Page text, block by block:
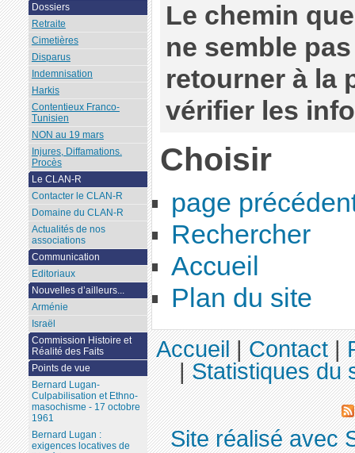
Le chemin
ne semble
retourner à la
vérifier les
Choisir
page
Rechercher
Accueil
Plan du site
Dossiers
Retraite
Cimetières
Disparus
Indemnisation
Harkis
Contentieux Franco-
Tunisien
NON au 19 mars
Injures, Diffamations.
Procès
Le CLAN-R
Contacter le CLAN-R
Domaine du CLAN-R
Actualités de nos
associations
Communication
Editoriaux
Nouvelles d’ailleurs...
Arménie
Israël
Commission Histoire et
Réalité des Faits
Points de vue
Bernard Lugan-
Culpabilisation et Ethno-
masochisme - 17 octobre
1961
Bernard Lugan :
exigences locatives de
Accueil|Contact|
|Statistiques du
Site réalisé avec